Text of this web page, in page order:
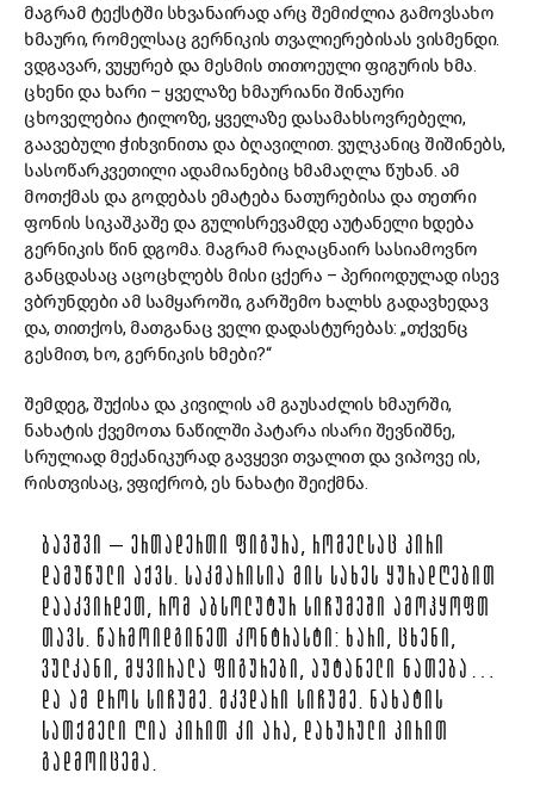
მაგრამ ტექსტში სხვანაირად არც შემიძლია გამოვსახო
ხმაური, რომელსაც გერნიკის თვალიერებისას ვისმენდი.
ვდგავარ, ვუყურებ და მესმის თითოეული ფიგურის ხმა.
ცხენი და ხარი – ყველაზე ხმაურიანი შინაური
ცხოველებია ტილოზე, ყველაზე დასამახსოვრებელი,
გაავებული ჭიხვინითა და ბღავილით. ვულკანიც შიშინებს,
სასოწარკვეთილი ადამიანებიც ხმამაღლა წუხან. ამ
მოთქმას და გოდებას ემატება ნათურებისა და თეთრი
ფონის სიკაშკაშე და გულისრევამდე აუტანელი ხდება
გერნიკის წინ დგომა. მაგრამ რაღაცნაირ სასიამოვნო
განცდასაც აცოცხლებს მისი ცქერა – პერიოდულად ისევ
ვბრუნდები ამ სამყაროში, გარშემო ხალხს გადავხედავ
და, თითქოს, მათგანაც ველი დადასტურებას: „თქვენც
გესმით, ხო, გერნიკის ხმები?“
შემდეგ, შუქისა და კივილის ამ გაუსაძლის ხმაურში,
ნახატის ქვემოთა ნაწილში პატარა ისარი შევნიშნე,
სრულიად მექანიკურად გავყევი თვალით და ვიპოვე ის,
რისთვისაც, ვფიქრობ, ეს ნახატი შეიქმნა.
ᲑᲐᲕᲨᲕᲘ – ᲔᲠᲗᲐᲓᲔᲠᲗᲘ ᲤᲘᲒᲣᲠᲐ, ᲠᲝᲛᲔᲚᲡᲐᲪ ᲞᲘᲠᲘ
ᲓᲐᲛᲣᲬᲣᲚᲘ ᲐᲥᲕᲡ. ᲡᲐᲙᲛᲐᲠᲘᲡᲘᲐ ᲛᲘᲡ ᲡᲐᲮᲔᲡ ᲧᲣᲠᲐᲓᲦᲔᲑᲘᲗ
ᲓᲐᲐᲙᲕᲘᲠᲓᲔᲗ, ᲠᲝᲛ ᲐᲑᲡᲝᲚᲣᲢᲣᲠ ᲡᲘᲩᲣᲛᲔᲨᲘ ᲐᲛᲝᲰᲧᲝᲤᲗ
ᲗᲐᲕᲡ. ᲬᲐᲠᲛᲝᲘᲓᲒᲘᲜᲔᲗ ᲙᲝᲜᲢᲠᲐᲡᲢᲘ: ᲮᲐᲠᲘ, ᲪᲮᲔᲜᲘ,
ᲕᲣᲚᲙᲐᲜᲘ, ᲛᲧᲕᲘᲠᲐᲚᲐ ᲤᲘᲒᲣᲠᲔᲑᲘ, ᲐᲣᲢᲐᲜᲔᲚᲘ ᲜᲐᲗᲔᲑᲐ…
ᲓᲐ ᲐᲛ ᲓᲠᲝᲡ ᲡᲘᲩᲣᲛᲔ. ᲛᲙᲕᲓᲐᲠᲘ ᲡᲘᲩᲣᲛᲔ. ᲜᲐᲮᲐᲢᲘᲡ
ᲡᲐᲗᲥᲛᲔᲚᲘ ᲦᲘᲐ ᲞᲘᲠᲘᲗ ᲙᲘ ᲐᲠᲐ, ᲓᲐᲮᲣᲠᲣᲚᲘ ᲞᲘᲠᲘᲗ
ᲒᲐᲓᲛᲝᲘᲪᲔᲛᲐ.